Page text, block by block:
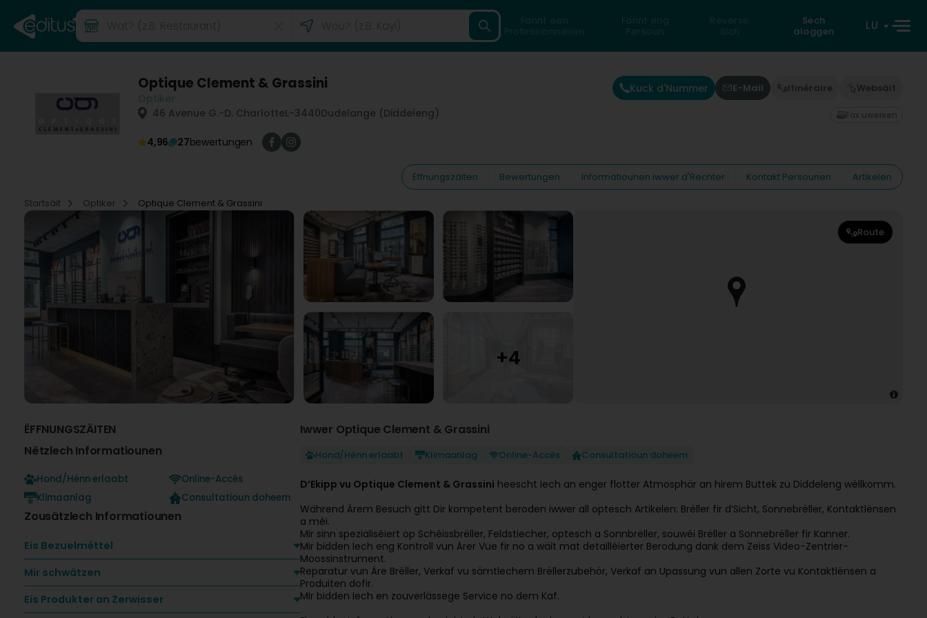
Fannt een
Professionnellen
Fannt eng
Persoun
Reverse
Sich
Sech
aloggen
LU
Optique Clement & Grassini
46 Avenue G.-D. CharlotteL-3440Dudelange (Diddeleng)
4,96 27bewertungen
Kuck d'Nummer E-Mail Itinéraire Websäit
Fax uweisen
Ëffnungszäiten Bewertungen Informatiounen iwwer d'Rechter Kontakt Persounen
Artikelen
Startsäit
Optiker Optique Clement & Grassini
Route
ËFFNUNGSZÄITEN
Nëtzlech Informatiounen
Hond/Hënn erlaabt
Klimaanlag
Online-Accès
Consultatioun doheem
Zousätzlech Informatiounen
Eis Bezuelmëttel
Mir schwätzen
Eis Produkter an Zerwisser
Iwwer Optique Clement & Grassini
Hond/Hënn erlaabt Klimaanlag Online-Accès Consultatioun doheem
D’Ekipp vu Optique Clement & Grassini heescht Iech an enger flotter Atmosphär an hirem Buttek zu Diddeleng wëllkomm.
Während Ärem Besuch gitt Dir kompetent beroden iwwer all optesch Artikelen: Brëller fir d’Sicht, Sonnebrëller, Kontaktlënsen
a méi.
Mir sinn spezialiséiert op Schéissbrëller, Feldstiecher, optesch a Sonnbrëller, souwéi Brëller a Sonnebrëller fir Kanner.
Mir bidden Iech eng Kontroll vun Ärer Vue fir no a wäit mat detailléierter Berodung dank dem Zeiss Video-Zentrier-
Moossinstrument.
Reparatur vun Äre Brëller, Verkaf vu sämtlechem Brëllerzubehör, Verkaf an Upassung vun allen Zorte vu Kontaktlënsen a
Produiten dofir.
Mir bidden Iech en zouverlässege Service no dem Kaf.